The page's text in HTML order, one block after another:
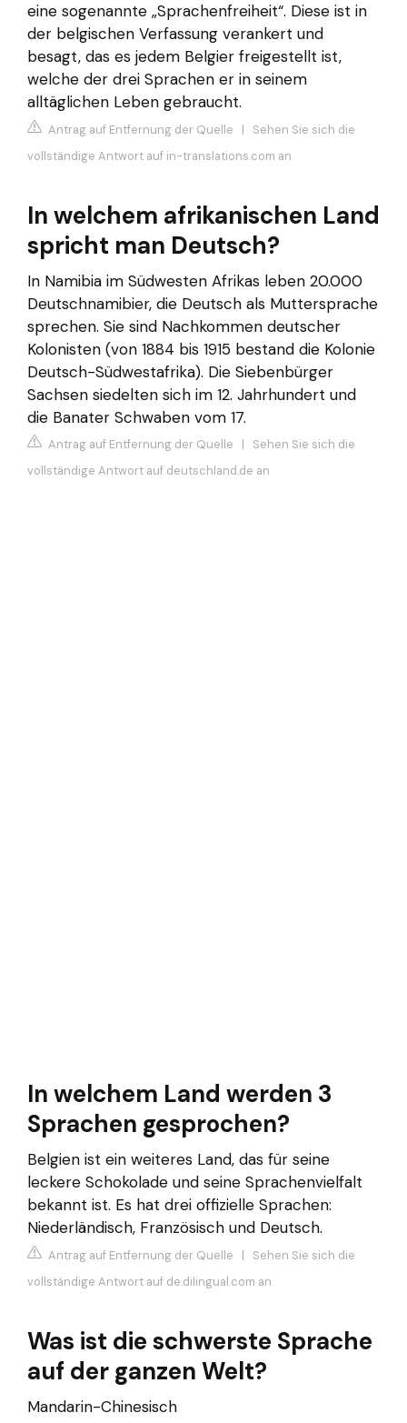
eine sogenannte „Sprachenfreiheit“. Diese ist in
der belgischen Verfassung verankert und
besagt, das es jedem Belgier freigestellt ist,
welche der drei Sprachen er in seinem
alltäglichen Leben gebraucht.
Antrag auf Entfernung der Quelle | Sehen Sie sich die
vollständige Antwort auf in-translations.com an
In welchem afrikanischen Land
spricht man Deutsch?
In Namibia im Südwesten Afrikas leben 20.000
Deutschnamibier, die Deutsch als Muttersprache
sprechen. Sie sind Nachkommen deutscher
Kolonisten (von 1884 bis 1915 bestand die Kolonie
Deutsch-Südwestafrika). Die Siebenbürger
Sachsen siedelten sich im 12. Jahrhundert und
die Banater Schwaben vom 17.
Antrag auf Entfernung der Quelle | Sehen Sie sich die
vollständige Antwort auf deutschland.de an
In welchem Land werden 3
Sprachen gesprochen?
Belgien ist ein weiteres Land, das für seine
leckere Schokolade und seine Sprachenvielfalt
bekannt ist. Es hat drei offizielle Sprachen:
Niederländisch, Französisch und Deutsch.
Antrag auf Entfernung der Quelle | Sehen Sie sich die
vollständige Antwort auf de.dilingual.com an
Was ist die schwerste Sprache
auf der ganzen Welt?
Mandarin-Chinesisch